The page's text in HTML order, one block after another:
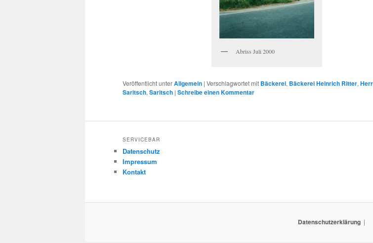
Abriss Juli 2000
Veröffentlicht unterAllgemein | Verschlagwortet mit Bäckerei, Bäckerei Heinrich Ritter,
Saritsch, Saritsch | Schreibe einen Kommentar
SERVICEBAR
Datenschutz
Impressum
Kontakt
Datenschutzerklärung